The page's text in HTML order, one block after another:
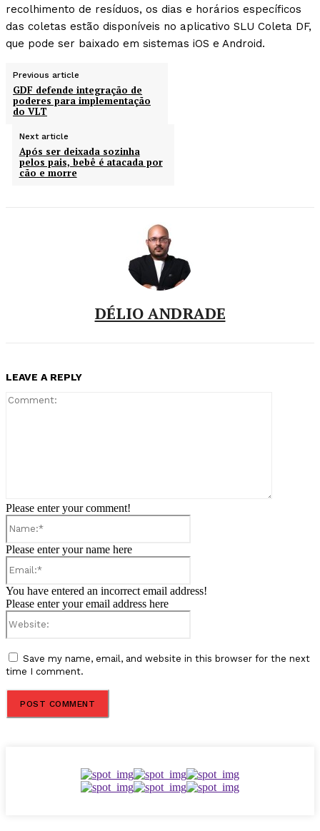
recolhimento de resíduos, os dias e horários específicos
das coletas estão disponíveis no aplicativo SLU Coleta DF,
que pode ser baixado em sistemas iOS e Android.
Previous article
GDF defende integração de
poderes para implementação
do VLT
Next article
Após ser deixada sozinha
pelos pais, bebê é atacada por
cão e morre
DÉLIO ANDRADE
LEAVE A REPLY
Please enter your comment!
Please enter your name here
You have entered an incorrect email address!
Please enter your email address here
Save my name, email, and website in this browser for the next
time I comment.